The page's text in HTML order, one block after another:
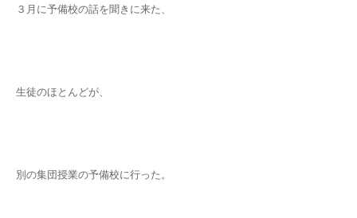
３月に予備校の話を聞きに来た、
生徒のほとんどが、
別の集団授業の予備校に行った。